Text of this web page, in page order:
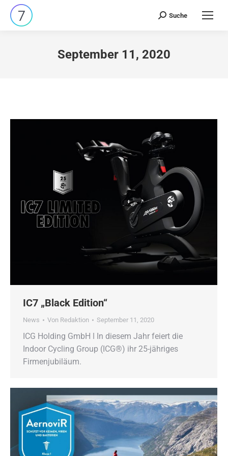
Search:
Suche
September 11, 2020
IC7 „Black Edition“
News Von Redaktion September 11, 2020
ICG Holding GmbH ǀ In diesem Jahr feiert die
Indoor Cycling Group (ICG®) ihr 25-jähriges
Firmenjubiläum.